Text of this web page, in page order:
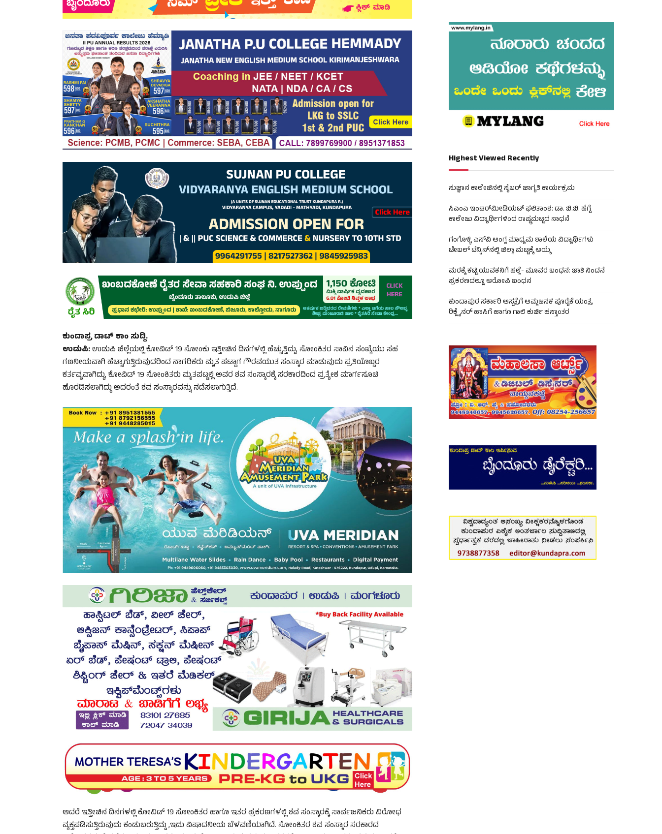
ಕುಂದಾಪ್ರ ಡಾಟ್ ಕಾಂ ಸುದ್ದಿ.
ಉಡುಪಿ:ಉಡುಪಿ ಜಿಲ್ಲೆಯಲ್ಲಿ ಕೋವಿಡ್ 19 ಸೋಂಕು ಇತ್ತೀಚಿನ ದಿನಗಳಲ್ಲಿ ಹೆಚ್ಚುತ್ತಿದ್ದು, ಸೋಂಕಿತರ ಸಾವಿನ ಸಂಖ್ಯೆಯು ಸಹ
ಗಣನೀಯವಾಗಿ ಹೆಚ್ಚಾಗುತ್ತಿರುವುದರಿಂದ ನಾಗರಿಕರು ಮೃತ ಪಟ್ಟಾಗ ಗೌರವಯುತ ಸಂಸ್ಕಾರ ಮಾಡುವುದು ಪ್ರತಿಯೊಬ್ಬರ
ಕರ್ತವ್ಯವಾಗಿದ್ದು, ಕೋವಿಡ್ 19 ಸೋಂಕಿತರು ಮೃತಪಟ್ಟಲ್ಲಿ ಅವರ ಶವ ಸಂಸ್ಕಾರಕ್ಕೆ ಸರಕಾರದಿಂದ ಪ್ರತ್ಯೇಕ ಮಾರ್ಗಸೂಚಿ
ಹೊರಡಿಸಲಾಗಿದ್ದು ಅದರಂತೆ ಶವ ಸಂಸ್ಕಾರವನ್ನು ನಡೆಸಲಾಗುತ್ತಿದೆ.
ಆದರೆ ಇತ್ತೀಚಿನ ದಿನಗಳಲ್ಲಿ ಕೋವಿಡ್ 19 ಸೋಂಕಿತರ ಹಾಗೂ ಇತರ ಪ್ರಕರಣಗಳಲ್ಲಿ ಶವ ಸಂಸ್ಕಾರಕ್ಕೆ ಸಾರ್ವಜನಿಕರು ವಿರೋಧ
ವ್ಯಕ್ತಪಡಿಸುತ್ತಿರುವುದು ಕಂಡುಬರುತ್ತಿದ್ದು ,ಇದು ವಿಷಾದನೀಯ ಬೆಳವಣಿಯಾಗಿದೆ. ಸೋಂಕಿತರ ಶವ ಸಂಸ್ಕಾರ ಸರಕಾರದ
Highest Viewed Recently
ಸುಜ್ಞಾನ ಕಾಲೇಜಿನಲ್ಲಿ ಸೈಬರ್ ಜಾಗೃತಿ ಕಾರ್ಯಕ್ರಮ
ಸಿಎಂಎ ಇಂಟರ್‌ಮೀಡಿಯಟ್ ಫಲಿತಾಂಶ: ಡಾ. ಬಿ.ಬಿ. ಹೆಗ್ಡೆ
ಕಾಲೇಜು ವಿದ್ಯಾರ್ಥಿಗಳಿಂದ ರಾಷ್ಟ್ರಮಟ್ಟದ ಸಾಧನೆ
ಗಂಗೊಳ್ಳಿ ಎಸ್‌ವಿ ಆಂಗ್ಲ ಮಾಧ್ಯಮ ಶಾಲೆಯ ವಿದ್ಯಾರ್ಥಿಗಳು
ಟೇಬಲ್‌ ಟೆನ್ನಿಸ್‌ನಲ್ಲಿ ಜಿಲ್ಲಾ ಮಟ್ಟಕ್ಕೆ ಆಯ್ಕೆ
ಮರಕ್ಕೆ ಕಟ್ಟಿ ಯುವಕನಿಗೆ ಹಲ್ಲೆ- ಮೂವರ ಬಂಧನ: ಜಾತಿ ನಿಂದನೆ
ಪ್ರಕರಣದಲ್ಲೂ ಆರೋಪಿ ಬಂಧನ
ಕುಂದಾಪುರ ಸರ್ಕಾರಿ ಆಸ್ಪತ್ರೆಗೆ ಆಮ್ಲಜನಕ ಪೂರೈಕೆ ಯಂತ್ರ,
ರಿಕ್ಲೈನರ್ ಹಾಸಿಗೆ ಹಾಗೂ ಗಾಲಿ ಕುರ್ಚಿ ಹಸ್ತಾಂತರ